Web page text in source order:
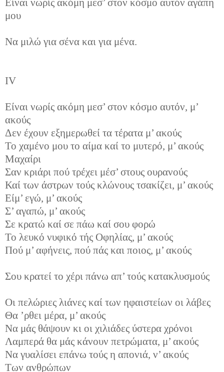
Είναι νωρίς ακόμη μεσ’ στον κόσμο αυτόν αγάπη
μου
Να μιλώ για σένα και για μένα.
ΙV
Είναι νωρίς ακόμη μεσ’ στον κόσμο αυτόν, μ’
ακούς
Δεν έχουν εξημερωθεί τα τέρατα μ’ ακούς
Το χαμένο μου το αίμα καί το μυτερό, μ’ ακούς
Μαχαίρι
Σαν κριάρι πού τρέχει μέσ’ στους ουρανούς
Καί των άστρων τούς κλώνους τσακίζει, μ’ ακούς
Είμ’ εγώ, μ’ ακούς
Σ’ αγαπώ, μ’ ακούς
Σε κρατώ καί σε πάω καί σου φορώ
Το λευκό νυφικό τής Οφηλίας, μ’ ακούς
Πού μ’ αφήνεις, πού πάς και ποιος, μ’ ακούς
Σου κρατεί το χέρι πάνω απ’ τούς κατακλυσμούς
Οι πελώριες λιάνες καί των ηφαιστείων οι λάβες
Θα ’ρθει μέρα, μ’ ακούς
Να μάς θάψουν κι οι χιλιάδες ύστερα χρόνοι
Λαμπερά θα μάς κάνουν πετρώματα, μ’ ακούς
Να γυαλίσει επάνω τούς η απονιά, ν’ ακούς
Των ανθρώπων